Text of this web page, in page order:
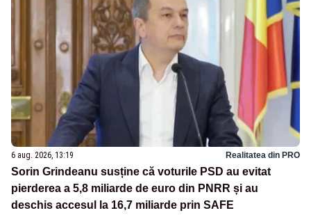
6 aug. 2026, 13:19 Realitatea din PRO
Sorin Grindeanu susține că voturile PSD au evitat
pierderea a 5,8 miliarde de euro din PNRR și au
deschis accesul la 16,7 miliarde prin SAFE